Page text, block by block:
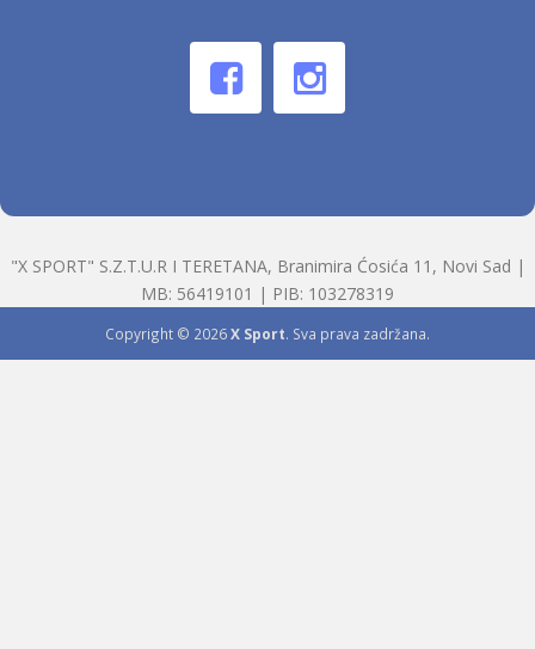
"X SPORT" S.Z.T.U.R I TERETANA, Branimira Ćosića 11, Novi Sad |
MB: 56419101 | PIB: 103278319
Copyright © 2026X Sport. Sva prava zadržana.